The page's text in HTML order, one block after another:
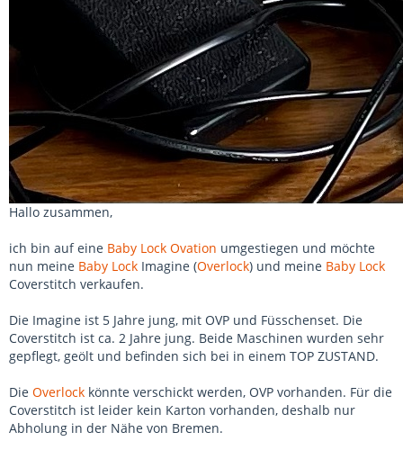
Hallo zusammen,
ich bin auf eine Baby Lock Ovation umgestiegen und möchte
nun meine Baby Lock Imagine (Overlock) und meine Baby Lock
Coverstitch verkaufen.
Die Imagine ist 5 Jahre jung, mit OVP und Füsschenset. Die
Coverstitch ist ca. 2 Jahre jung. Beide Maschinen wurden sehr
gepflegt, geölt und befinden sich bei in einem TOP ZUSTAND.
Die Overlock könnte verschickt werden, OVP vorhanden. Für die
Coverstitch ist leider kein Karton vorhanden, deshalb nur
Abholung in der Nähe von Bremen.